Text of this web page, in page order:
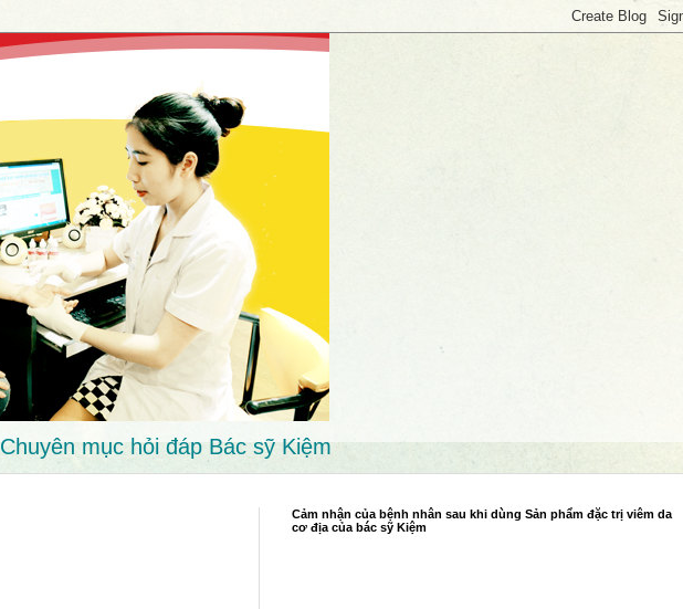
Chuyên mục hỏi đáp Bác sỹ Kiệm
Cảm nhận của bệnh nhân sau khi dùng Sản phẩm đặc trị viêm da
cơ địa của bác sỹ Kiệm